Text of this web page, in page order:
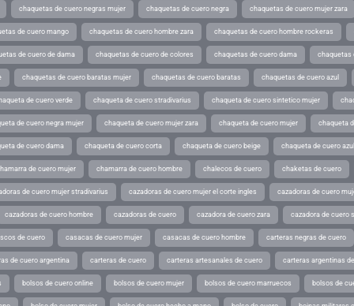
chaquetas de cuero negras mujer chaquetas de cuero negra chaquetas de cuero mujer zara
de cuero mango chaquetas de cuero hombre zara chaquetas de cuero hombre rockeras
de cuero de dama chaquetas de cuero de colores chaquetas de cuero dama chaquetas
chaquetas de cuero baratas mujer chaquetas de cuero baratas chaquetas de cuero azul
de cuero verde chaqueta de cuero stradivarius chaqueta de cuero sintetico mujer
de cuero negra mujer chaqueta de cuero mujer zara chaqueta de cuero mujer chaqueta
de cuero dama chaqueta de cuero corta chaqueta de cuero beige chaqueta de cuero
de cuero mujer chamarra de cuero hombre chalecos de cuero chaketas de cuero
de cuero mujer stradivarius cazadoras de cuero mujer el corte ingles cazadoras de cuero
cazadoras de cuero hombre cazadoras de cuero cazadora de cuero zara cazadora de cuero
de cuero casacas de cuero mujer casacas de cuero hombre carteras negras de cuero
de cuero argentina carteras de cuero carteras artesanales de cuero carteras argentinas
bolsos de cuero online bolsos de cuero mujer bolsos de cuero marruecos bolsos de